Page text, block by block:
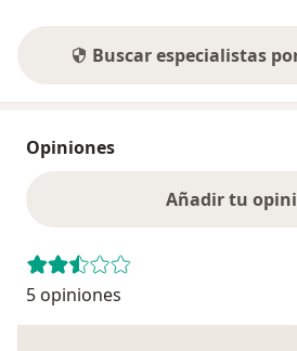
Buscar especialistas
Opiniones
Añadir tu
5 opiniones